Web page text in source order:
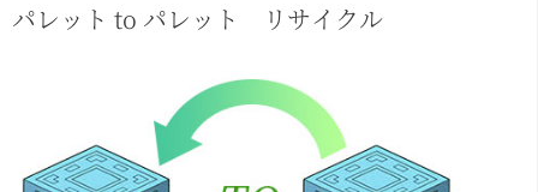
パレット to パレット リサイクル